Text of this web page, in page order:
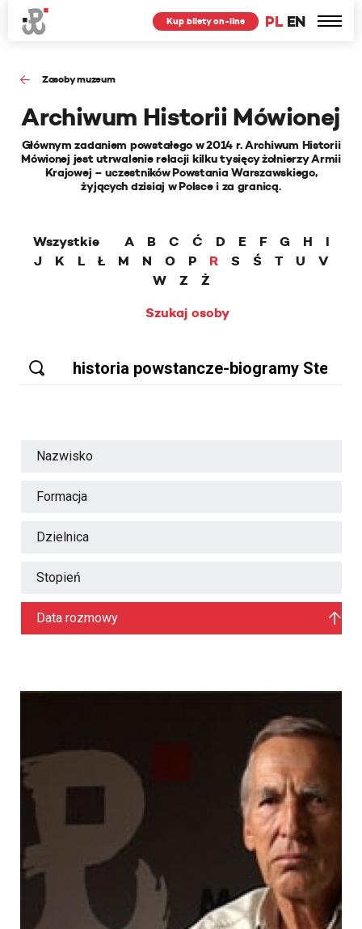
PL EN
Kup bilety on-line
Zasoby muzeum
Archiwum Historii Mówionej
Głównym zadaniem powstałego w 2014 r. Archiwum Historii
Mówionej jest utrwalenie relacji kilku tysięcy żołnierzy Armii
Krajowej – uczestników Powstania Warszawskiego,
żyjących dzisiaj w Polsce i za granicą.
Wszystkie A B C Ć D E F G H
I
J
K L Ł M N O P R S Ś T U
V
W
Z
Ż
Szukaj osoby
Nazwisko
Formacja
Dzielnica
Stopień
Data rozmowy